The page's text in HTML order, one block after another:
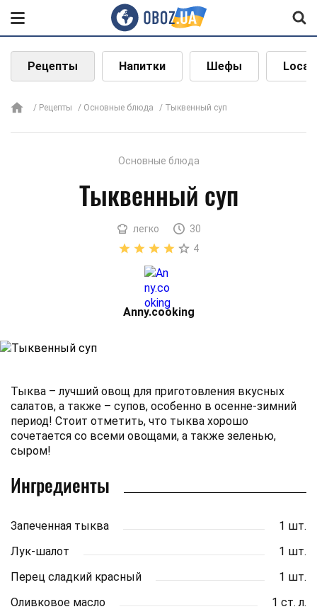
Рецепты Напитки Шефы Local
Рецепты Основные блюда Тыквенный суп
Основные блюда
Тыквенный суп
легко
30
4
Аnny.cooking
Тыква – лучший овощ для приготовления вкусных
салатов, а также – супов, особенно в осенне-зимний
период! Стоит отметить, что тыква хорошо
сочетается со всеми овощами, а также зеленью,
сыром!
Ингредиенты
Запеченная тыква
1 шт.
Лук-шалот
1 шт.
Перец сладкий красный
1 шт.
Оливковое масло
1 ст. л.